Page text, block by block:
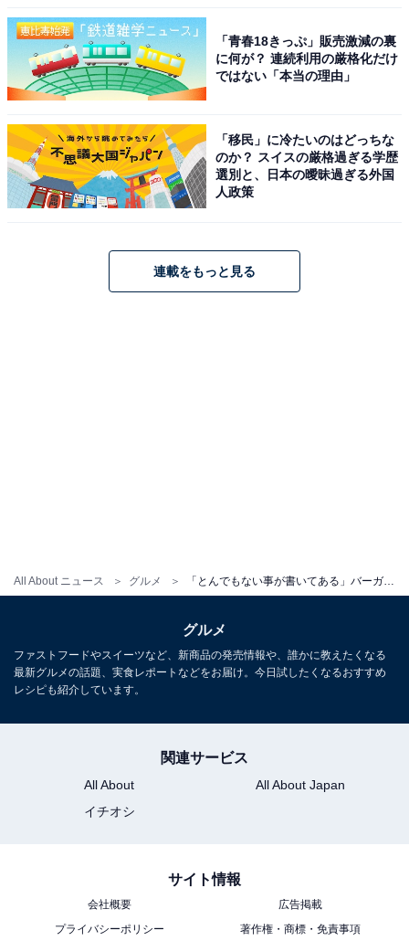
All About ニュース グルメ
こちらもおすすめ
はバーガーキングにある」反響
「青春18きっぷ」販売激減の裏
に何が？ 連続利用の厳格化だけ
ではない「本当の理由」
「移民」に冷たいのはどっちな
のか？ スイスの厳格過ぎる学歴
選別と、日本の曖昧過ぎる外国
人政策
連載をもっと見る
グルメ
ファストフードやスイーツなど、新商品の発売情報や、誰かに教えたくなる
最新グルメの話題、実食レポートなどをお届け。今日試したくなるおすすめ
レシピも紹介しています。
関連サービス
All About
All About Japan
イチオシ
サイト情報
会社概要
広告掲載
プライバシーポリシー
著作権・商標・免責事項